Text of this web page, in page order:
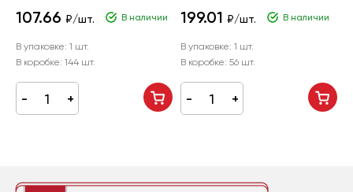
107.66 ₽/шт. В наличии
В упаковке: 1 шт.
В коробке: 144 шт.
199.01 ₽/шт. В наличии
В упаковке: 1 шт.
В коробке: 56 шт.